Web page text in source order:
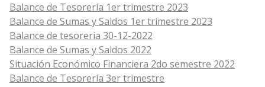
Balance de Tesorería 1er trimestre 2023
Balance de Sumas y Saldos 1er trimestre 2023
Balance de tesoreria 30-12-2022
Balance de Sumas y Saldos 2022
Situación Económico Financiera 2do semestre 2022
Balance de Tesorería 3er trimestre